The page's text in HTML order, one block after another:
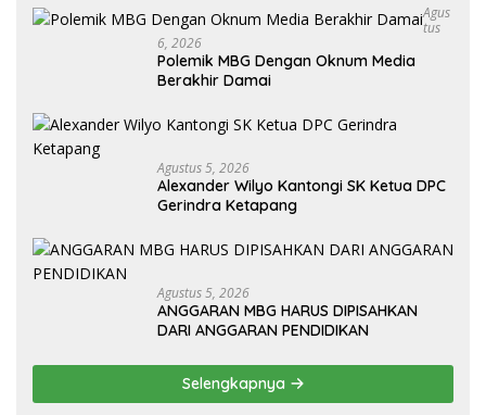
Agus
Tus
6, 2026
Polemik MBG Dengan Oknum Media
Berakhir Damai
Agustus 5, 2026
Alexander Wilyo Kantongi SK Ketua DPC
Gerindra Ketapang
Agustus 5, 2026
ANGGARAN MBG HARUS DIPISAHKAN
DARI ANGGARAN PENDIDIKAN
Selengkapnya